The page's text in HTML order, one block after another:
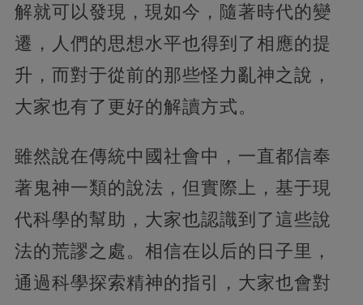
解就可以發現，現如今，隨著時代的變
遷，人們的思想水平也得到了相應的提
升，而對于從前的那些怪力亂神之說，
大家也有了更好的解讀方式。
雖然說在傳統中國社會中，一直都信奉
著鬼神一類的說法，但實際上，基于現
代科學的幫助，大家也認識到了這些說
法的荒謬之處。相信在以后的日子里，
通過科學探索精神的指引，大家也會對